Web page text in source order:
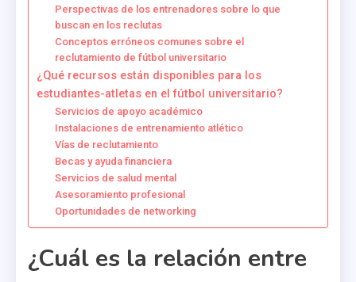
Perspectivas de los entrenadores sobre lo que
buscan en los reclutas
Conceptos erróneos comunes sobre el
reclutamiento de fútbol universitario
¿Qué recursos están disponibles para los
estudiantes-atletas en el fútbol universitario?
Servicios de apoyo académico
Instalaciones de entrenamiento atlético
Vías de reclutamiento
Becas y ayuda financiera
Servicios de salud mental
Asesoramiento profesional
Oportunidades de networking
¿Cuál es la relación entre